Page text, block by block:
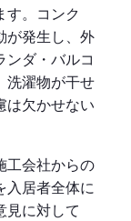
す。コンク
が発生し、外
ンダ・バルコ
洗濯物が干せ
は欠かせない
工会社からの
入居者全体に
見に対して